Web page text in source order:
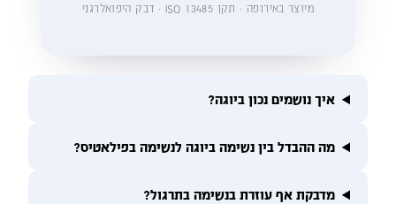
מיוצר באירופה · תקן ISO 13485 · דבק היפואלרגני
איך נושמים נכון ביוגה?
מה ההבדל בין נשימה ביוגה לנשימה בפילאטיס?
מדבקת אף עוזרת בנשימה בתרגול?